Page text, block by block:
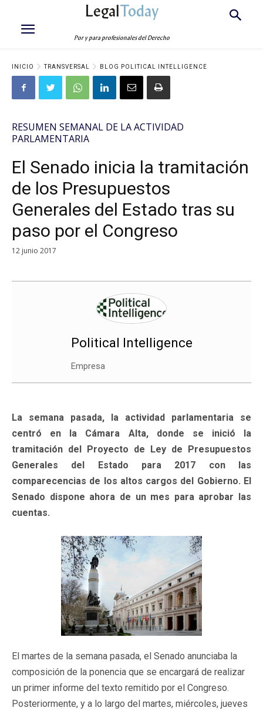
LegalToday
Por y para profesionales del Derecho
INICIO TRANSVERSAL BLOG POLITICAL INTELLIGENCE
RESUMEN SEMANAL DE LA ACTIVIDAD
PARLAMENTARIA
El Senado inicia la tramitación
de los Presupuestos
Generales del Estado tras su
paso por el Congreso
12 junio 2017
Political Intelligence
Empresa
La semana pasada, la actividad parlamentaria se
centró en la Cámara Alta, donde se inició la
tramitación del Proyecto de Ley de Presupuestos
Generales del Estado para 2017 con las
comparecencias de los altos cargos del Gobierno. El
Senado dispone ahora de un mes para aprobar las
cuentas.
El martes de la semana pasada, el Senado anunciaba la
composición de la ponencia que se encargará de realizar
un primer informe del texto remitido por el Congreso.
Posteriormente, y a lo largo del martes, miércoles, jueves